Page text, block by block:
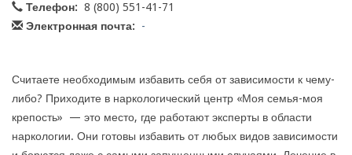
Телефон: 8 (800) 551-41-71
Электронная почта:
-
Считаете необходимым избавить себя от зависимости к чему-
либо? Приходите в наркологический центр «Моя семья-моя
крепость» — это место, где работают эксперты в области
наркологии. Они готовы избавить от любых видов зависимости